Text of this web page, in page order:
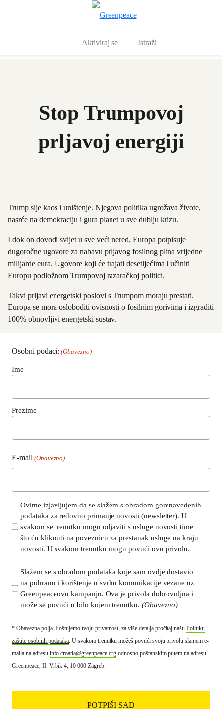
Aktiviraj se Istraži
Stop Trumpovoj
prljavoj energiji
Trump sije kaos i uništenje. Njegova politika ugrožava živote,
nasrće na demokraciju i gura planet u sve dublju krizu.
I dok on dovodi svijet u sve veći nered, Europa potpisuje
dugoročne ugovore za nabavu prljavog fosilnog plina vrijedne
milijarde eura. Ugovore koji će trajati desetljećima i učiniti
Europu podložnom Trumpovoj razaračkoj politici.
Takvi prljavi energetski poslovi s Trumpom moraju prestati.
Europa se mora osloboditi ovisnosti o fosilnim gorivima i izgraditi
100% obnovljivi energetski sustav.
Osobni podaci: (Obavezno)
Ime
Prezime
E-mail (Obavezno)
b
p
o
s
Ovime izjavljujem da se slažem s obradom gorenavedenih
podataka za redovno primanje novosti (newsletter). U
svakom se trenutku mogu odjaviti s usluge novosti time
što ću kliknuti na poveznicu za prestanak usluge na kraju
novosti. U svakom trenutku mogu povući ovu privolu.
u
r
i
p
t
o
Slažem se s obradom podataka koje sam ovdje dostavio
na pohranu i korištenje u svrhu komunikacije vezane uz
Greenpeaceovu kampanju. Ova je privola dobrovoljna i
može se povući u bilo kojem trenutku. (Obavezno)
* Obavezna polja. Poštujemo tvoju privatnost, za više detalja pročitaj našu Politiku
zaštite osobnih podataka. U svakom trenutku možeš povući svoju privolu slanjem e-
maila na adresu info.croatia@greenpeace.org odnosno poštanskim putem na adresu
Greenpeace, II. Vrbik 4, 10 000 Zagreb.